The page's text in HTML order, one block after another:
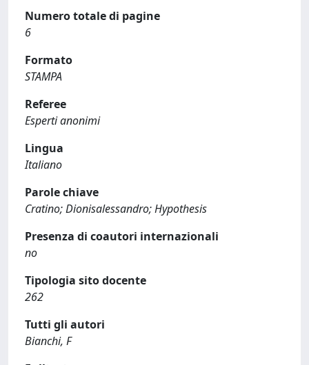
Numero totale di pagine
6
Formato
STAMPA
Referee
Esperti anonimi
Lingua
Italiano
Parole chiave
Cratino; Dionisalessandro; Hypothesis
Presenza di coautori internazionali
no
Tipologia sito docente
262
Tutti gli autori
Bianchi, F